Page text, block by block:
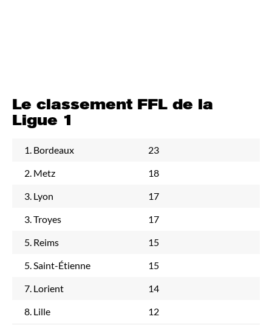
Le classement FFL de la
Ligue 1
1. Bordeaux
23
2. Metz
18
3. Lyon
17
3. Troyes
17
5. Reims
15
5. Saint-Étienne
15
7. Lorient
14
8. Lille
12